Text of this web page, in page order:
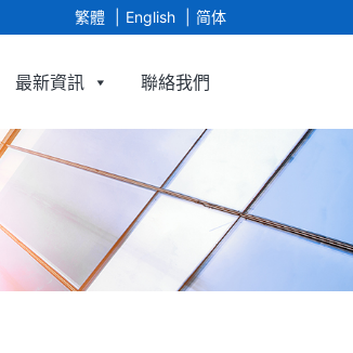
繁體 English 简体
最新資訊 聯絡我們